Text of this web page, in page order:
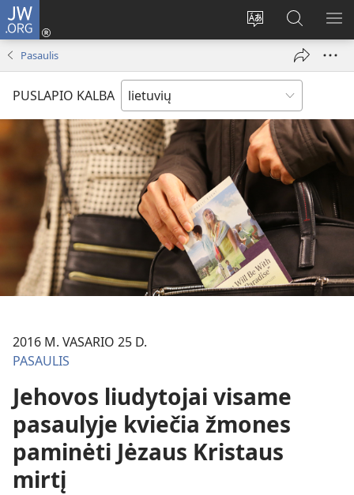
JW.ORG
Pakeisti
svetainės
Prisijungti
(atsiveria Paieška
svetainėje
JW.ORG
Pasaulis
PUSLAPIO KALBA
2016 M. VASARIO 25 D.
PASAULIS
Jehovos liudytojai visame
pasaulyje kviečia žmones
paminėti Jėzaus Kristaus
mirtį